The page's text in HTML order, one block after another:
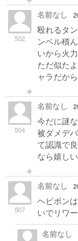
502
名前なし
殴れるタ
ンベル積
いから火
ただ似た
ャラだか
504
名前なし
今だに謎
被ダメデ
て認識で
なら嬉し
507
名前なし
ヘビボン
いでリワ
名前なし